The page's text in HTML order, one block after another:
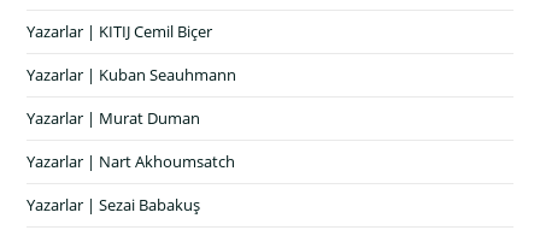
Yazarlar | KITIJ Cemil Biçer
Yazarlar | Kuban Seauhmann
Yazarlar | Murat Duman
Yazarlar | Nart Akhoumsatch
Yazarlar | Sezai Babakuş